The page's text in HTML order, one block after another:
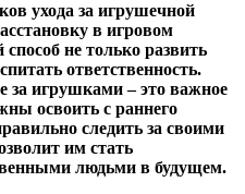
ухода за игрушечной
в игровом
не только развить
ответственность.
за игрушками– это важное
освоить с раннего
следить за своими
им стать
людьми в будущем.